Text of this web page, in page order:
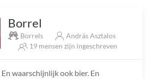
Borrel
Borrels
András Asztalos
19 mensen zijn ingeschreven
En waarschijnlijk ook bier. En